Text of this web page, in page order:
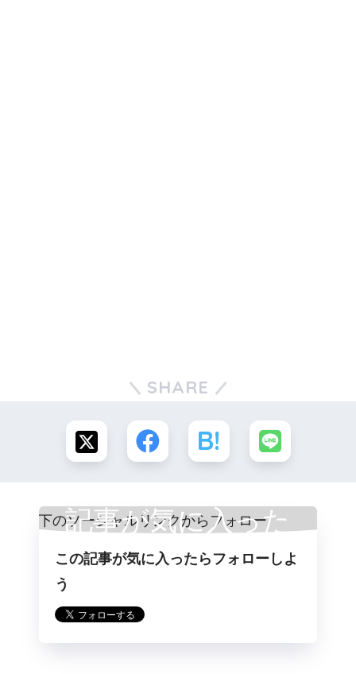
SHARE
記事が気に入った
らフォロー
この記事が気に入ったらフォローしよ
う